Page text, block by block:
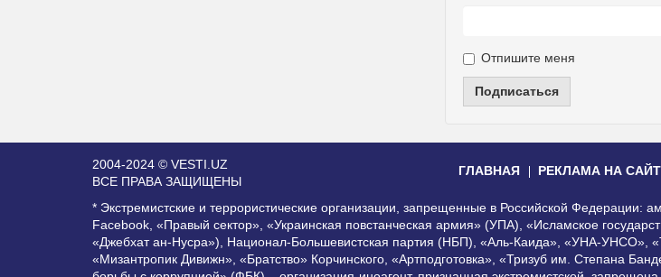
Отпишите меня
Подписаться
2004-2024 © VESTI.UZ
ВСЕ ПРАВА ЗАЩИЩЕНЫ
ГЛАВНАЯ РЕКЛАМА НА
* Экстремистские и террористические организации, запрещенные в Российской
Facebook, «Правый сектор», «Украинская повстанческая армия» (УПА), «Исламское
«Джебхат ан-Нусра»), Национал-Большевистская партия (НБП), «Аль-Каида», «УНА-УНСО»,
«Мизантропик Дивижн», «Братство» Корчинского, «Артподготовка», «Тризуб им. Степана